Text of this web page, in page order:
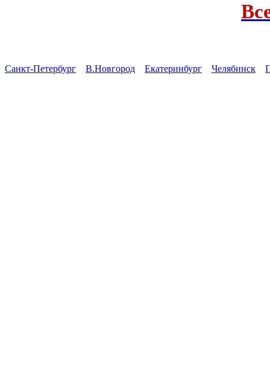
Санкт-Петербург В.Новгород Екатеринбург Челябинск